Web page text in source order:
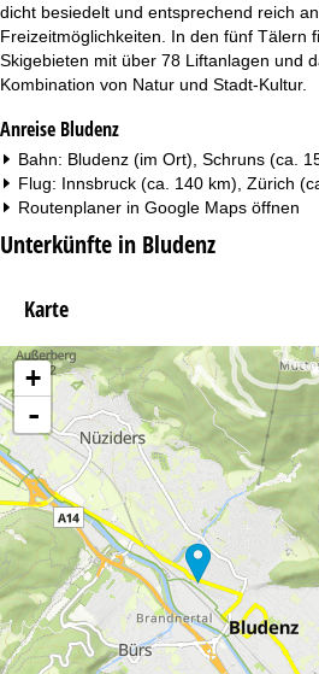
dicht besiedelt und entsprechend reich
Freizeitmöglichkeiten. In den fünf Tälern
Skigebieten mit über 78 Liftanlagen und
Kombination von Natur und Stadt-Kultur.
Anreise Bludenz
Bahn: Bludenz (im Ort), Schruns (ca.
Flug: Innsbruck (ca. 140 km), Zürich
Routenplaner in Google Maps öffnen
Unterkünfte in Bludenz
Karte
+
-